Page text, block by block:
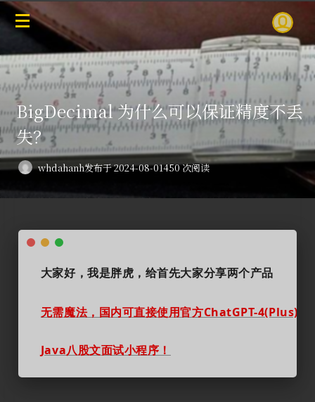
BigDecimal 为什么可以保证精度不丢
失？
whdahanh发布于 2024-08-01450 次阅读
大家好，我是胖虎 ，给首先大家分享两个产品
无需魔法，国内可直接使用官方ChatGPT-4(Plus)
Java八股文面试小程序！